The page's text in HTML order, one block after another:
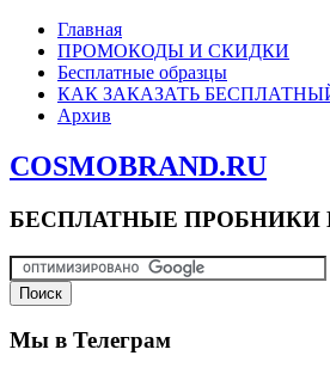
Главная
ПРОМОКОДЫ И СКИДКИ
Бесплатные образцы
КАК ЗАКАЗАТЬ
Архив
COSMOBRAND.RU
БЕСПЛАТНЫЕ ПРОБНИКИ
Мы в Телеграм